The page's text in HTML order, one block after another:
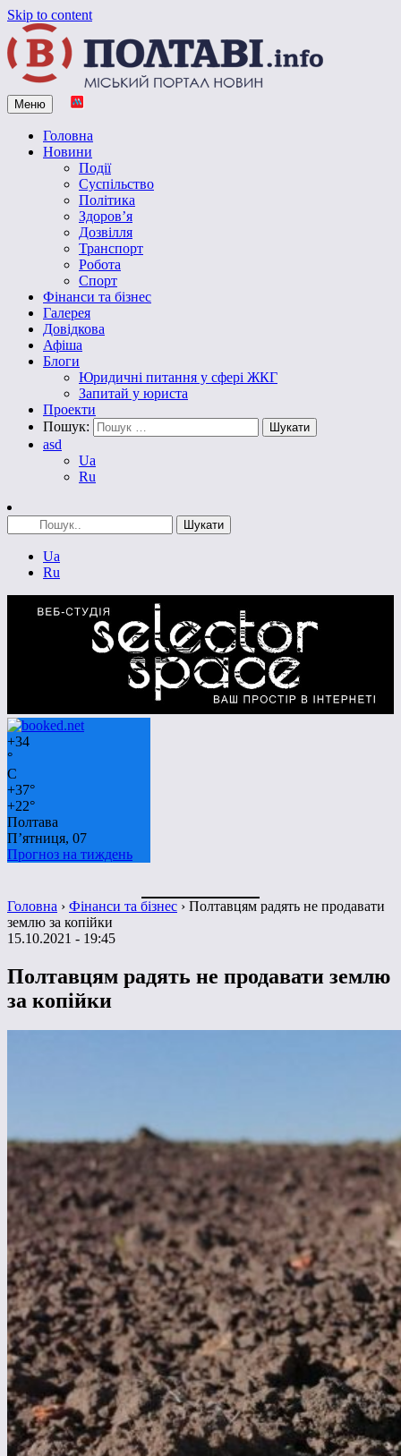
Skip to content
Vpoltave.info
Полтавський портал новин
Меню
Головна
Новини
Події
Суспільство
Політика
Здоров’я
Дозвілля
Транспорт
Робота
Спорт
Фінанси та бізнес
Галерея
Довідкова
Афіша
Блоги
Юридичні питання у сфері ЖКГ
Запитай у юриста
Проекти
Пошук:
asd
Ua
Ru
Ua
Ru
+34
°
C
+37°
+22°
Полтава
П’ятниця, 07
Прогноз на тиждень
Головна › Фінанси та бізнес › Полтавцям радять не продавати
землю за копійки
15.10.2021 - 19:45
Полтавцям радять не продавати землю
за копійки